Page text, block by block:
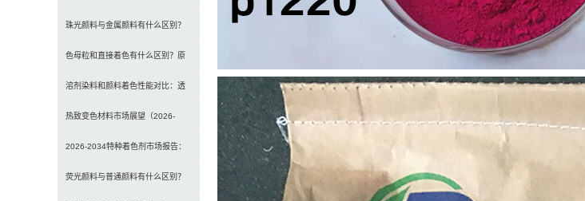
理、特点及应用差异解析
珠光颜料与金属颜料有什么区别？
原理、效果与应用对比
色母粒和直接着色有什么区别？原
理、性能与应用全面对比
溶剂染料和颜料着色性能对比：透
明性、耐候性与应用选择全解析
热致变色材料市场展望（2026-
2034）：2034年将达3
2026-2034特种着色剂市场报告：
规模、份额、趋势及预测
荧光颜料与普通颜料有什么区别？